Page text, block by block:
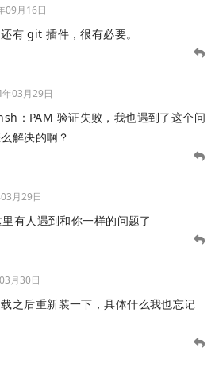
09月16日
有 git 插件，很有必要。
03月29日
：PAM 验证失败，我也遇到了这个问
解决的啊？
月29日
里有人遇到和你一样的问题了
月30日
载之后重新装一下，具体什么我也忘记